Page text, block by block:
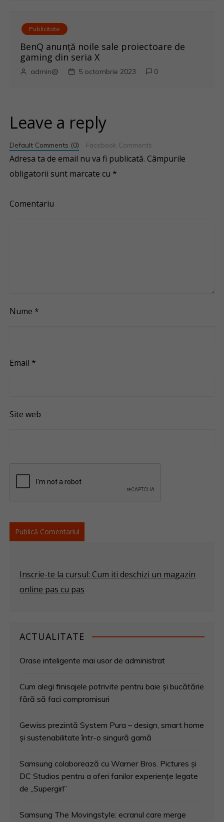
Publicitate
BenQ anunţă noile sale proiectoare de
gaming din seria X
admin@ 5 octombrie 2023 0
Leave a reply
Default Comments (0) Facebook Comments
Adresa ta de email nu va fi publicată. Câmpurile
obligatorii sunt marcate cu *
Comentariu
Nume *
Email *
Site web
Inscrie-te la cursul: Cum iti deschizi un magazin
online pas cu pas
ACTUALITATE
Orase inteligente mai usor de administrat
Cum alegi finisajele potrivite pentru baie și bucătărie
fără să faci compromisuri
Gewiss prezintă System Pura – design, smart home
și sustenabilitate într-o singură gamă
Samsung colaborează cu Warner Bros. Pictures și
DC Studios pentru a oferi fanilor experiențe legate
de „Supergirl”
Samsung The Movingstyle: ecranul care merge